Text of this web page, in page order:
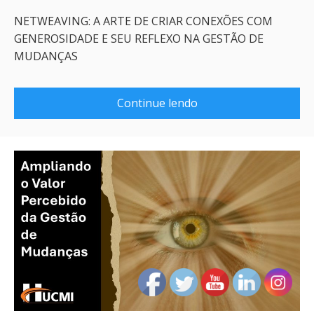
NETWEAVING: A ARTE DE CRIAR CONEXÕES COM
GENEROSIDADE E SEU REFLEXO NA GESTÃO DE
MUDANÇAS
Continue lendo